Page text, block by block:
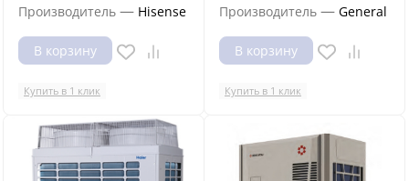
Производитель — Hisense
В корзину
Купить в 1 клик
Производитель — General
В корзину
Купить в 1 клик